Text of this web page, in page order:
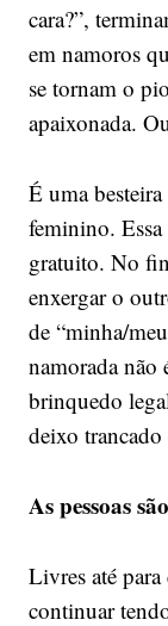
cara?”,
em namoros
se tornam o
apaixonada.
É uma
feminino. Essa
gratuito. No
enxergar o
de “minha/
namorada
brinquedo
deixo trancado
As pessoas
Livres até
continuar